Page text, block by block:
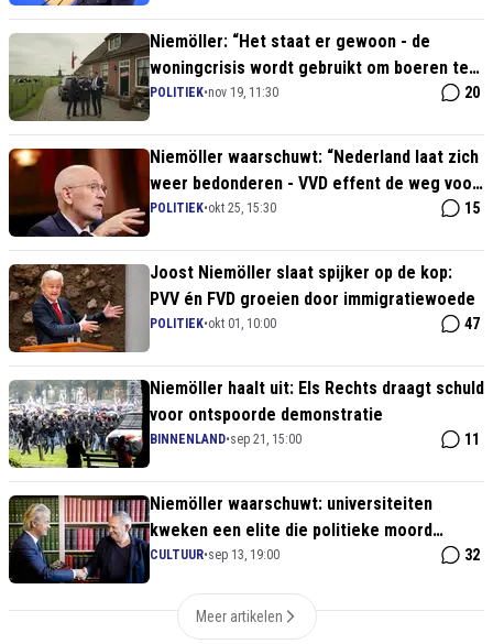
Niemöller: “Het staat er gewoon - de
woningcrisis wordt gebruikt om boeren te
laten verdwijnen”
POLITIEK•nov 19, 11:30 20
Niemöller waarschuwt: “Nederland laat zich
weer bedonderen - VVD effent de weg voor
Timmermans”
POLITIEK•okt 25, 15:30 15
Joost Niemöller slaat spijker op de kop:
PVV én FVD groeien door immigratiewoede
POLITIEK•okt 01, 10:00 47
Niemöller haalt uit: Els Rechts draagt schuld
voor ontspoorde demonstratie
BINNENLAND•sep 21, 15:00 11
Niemöller waarschuwt: universiteiten
kweken een elite die politieke moord
normaal vindt
CULTUUR•sep 13, 19:00 32
Meer artikelen